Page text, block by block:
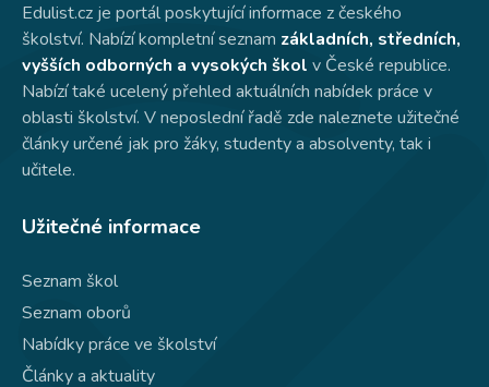
Edulist.cz je portál poskytující informace z českého
školství. Nabízí kompletní seznam základních, středních,
vyšších odborných a vysokých škol v České republice.
Nabízí také ucelený přehled aktuálních nabídek práce v
oblasti školství. V neposlední řadě zde naleznete užitečné
články určené jak pro žáky, studenty a absolventy, tak i
učitele.
Užitečné informace
Seznam škol
Seznam oborů
Nabídky práce ve školství
Články a aktuality